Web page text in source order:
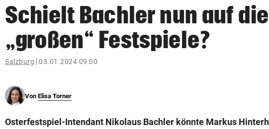
search
Suchbegriff
eingeben
© Krone Multimedia GmbH & Co KG 2026
Schielt Bachler nun auf die
„großen“ Festspiele?
Salzburg 03.01.2024 09:00
Von Elisa Torner
Osterfestspiel-Intendant Nikolaus Bachler könnte Markus